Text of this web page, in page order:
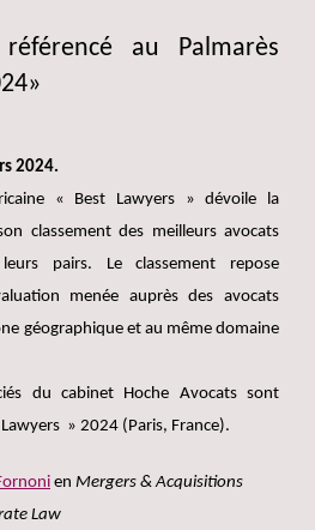
au Palmarès
2024.
« Best Lawyers » dévoile la
classement des meilleurs avocats
pairs. Le classement repose
menée auprès des avocats
géographique et au même domaine
du cabinet Hoche Avocats sont
» 2024 (Paris, France).
en Mergers & Acquisitions
Law